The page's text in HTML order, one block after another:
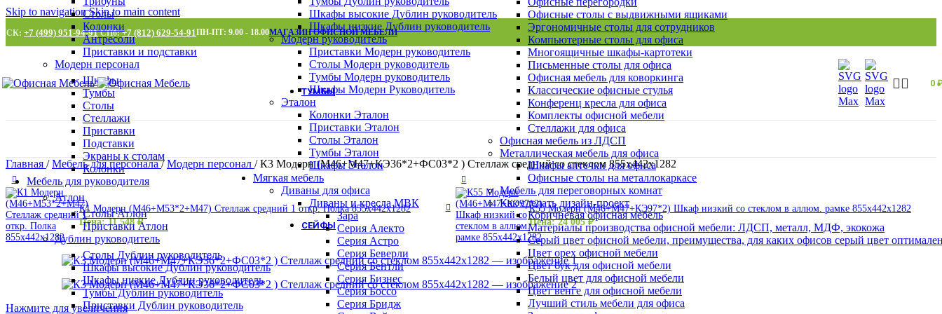
Skip to navigationSkip to main content
+7 (499) 951-94-91 СПб:+7 (812) 629-54-91ПН-ПТ: 9.00 - 18.00МАГАЗИН ОФИСНОЙ МЕБЕЛИ
Офисные столы с выдвижными ящиками
Эргономичные столы для сотрудников
Компьютерные столы для офиса
Многоящичные шкафы-картотеки
Письменные столы для офиса
Офисная мебель для коворкинга
Классические офисные стулья
Конференц кресла для офиса
Комплекты офисной мебели
Стеллажи для офиса
Офисная мебель из ЛДСП
Металлическая мебель для офиса
Шкафы аптечки для офиса
Офисные столы на металлокаркасе
Мебель для переговорных комнат
Как сделать дизайн-проект
Коричневая офисная мебель
Материалы производства офисной мебели: ЛДСП, металл, МДФ, экокожа
Серый цвет офисной мебели, преимущества, для каких офисов серый цвет
Цвет орех офисной мебели
Цвет бук для офисной мебели
Белый цвет для офисной мебели
Цвет венге для офисной мебели
Лучший стиль мебели для офиса
Шкафы высокие Дублин руководитель
Шкафы низкие Дублин руководитель
Модерн руководитель
Приставки Модерн руководитель
Столы Модерн руководитель
Тумбы Модерн руководитель
Шкафы Модерн Руководитель
Эталон
Колонки Эталон
Приставки Эталон
Столы Эталон
Тумбы Эталон
Шкафы Эталон
Мягкая мебель
Диваны для офиса
Диваны и кресла МВК
Зара
Серия Алекто
Серия Астро
Серия Беверли
Серия Бентли
Серия Бизнес
Серия Боссо
Серия Бридж
0
Столы
Колонки
Антресоли
Приставки и подставки
Модерн персонал
Шкафы
Тумбы
Столы
Стеллажи
Приставки
Подставки
Экраны к столам
Колонки
Мебель для руководителя
Атлон
Столы Атлон
Приставки Атлон
Дублин руководитель
Столы Дублин руководитель
Шкафы высокие Дублин руководитель
Шкафы низкие Дублин руководитель
Тумбы Дублин руководитель
Приставки Дублин руководитель
ВСЕ СТОЛЫ
Архивные шкафы
Бухгалтерские шкафы
Картотечные шкафы
Шкафы для раздевалок
Смотреть все шкафы
ВСЕ ШКАФЫ
ТУМБЫ
Тумбы Канц
Тумбы Эталон
Тумбы Модерн персонал
Тумбы Модерн руководитель
Тумбы монолит персонал
Смотреть все тумбы
ВСЕ ТУМБЫ
СЕЙФЫ
Взломостойкие сейфы
Офисно-мебельные сейфы
Офисные сейфы
Мебельные сейфы
Главная / Мебель для персонала/ Модерн персонал / К3 Модерн (М46+М47+КЭ36*2+ФС03*2 ) Стеллаж средний со стеклом 855х442х1282
К1 Модерн (М46+М53*2+М47) Стеллаж средний 1 откр. Полка 855х442х1282
Цена:11 548₽
К55 Модерн (М46+М47+КЭ97*2) Шкаф низкий со стеклом в аллюм. рамке 855х442х1282
Цена:24 005₽
Нажмите для увеличения